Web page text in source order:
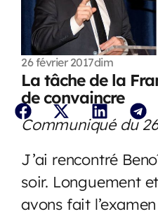
26 février 2017dim
La tâche de la
de convaincre
Communiqué du
J’ai rencontré
soir. Longuement
avons fait